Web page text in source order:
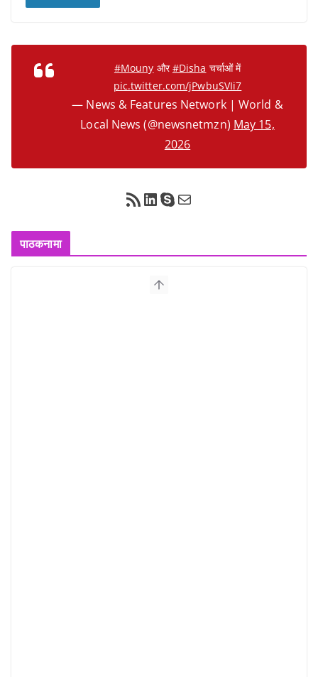
#Mouny और#Disha चर्चाओं में
pic.twitter.com/jPwbuSVIi7
— News & Features Network | World &
Local News (@newsnetmzn) May 15,
2026
RSS Feed LinkedIn Skype Mail
पाठकनामा